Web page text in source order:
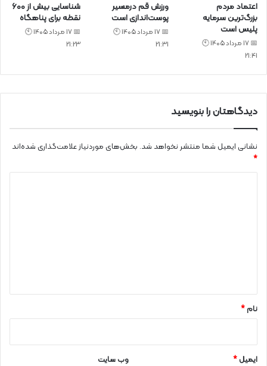
اعتماد مردم
بزرگ‌ترین سرمایه
پلیس است
📅 17 مرداد 1405 🕙
21:41
ورزش قم درمسیر
پوست‌اندازی است
📅 17 مرداد 1405 🕙
21:31
شناسایی بیش از ۶۰۰
نقطه برای پناهگاه
📅 17 مرداد 1405 🕙
21:23
دیدگاهتان را بنویسید
نشانی ایمیل شما منتشر نخواهد شد. بخش‌های موردنیاز علامت‌گذاری شده‌اند
*
نام*
ایمیل* وب‌ سایت